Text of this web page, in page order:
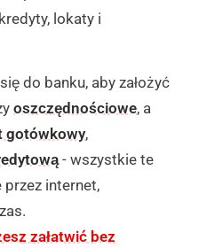
lokaty i
do banku, aby założyć
oszczędnościowe, a
gotówkowy,
- wszystkie te
przez internet,
załatwić bez